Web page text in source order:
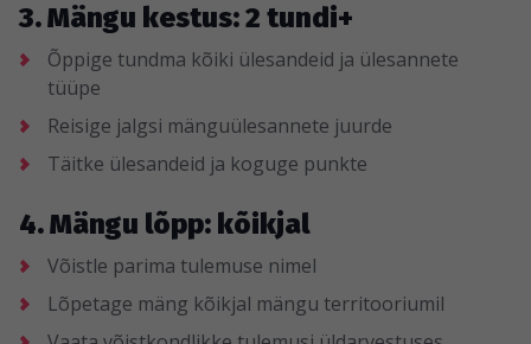
3. Mängu kestus: 2 tundi+
Õppige tundma kõiki ülesandeid ja ülesannete
tüüpe
Reisige jalgsi mänguülesannete juurde
Täitke ülesandeid ja koguge punkte
4. Mängu lõpp: kõikjal
Võistle parima tulemuse nimel
Lõpetage mäng kõikjal mängu territooriumil